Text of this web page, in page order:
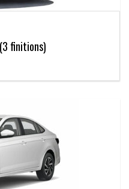
finitions)